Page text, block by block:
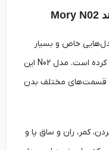
خاص و بسیار
کاربردی از دستگاه ماساژ گردن را وارد بازار کرده است. مدل N02 این
مختلف بدن
ران و ساق پا و